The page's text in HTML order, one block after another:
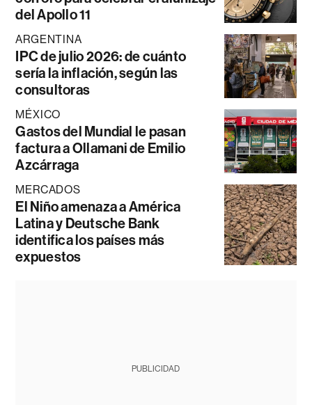
del Apollo 11
ARGENTINA
IPC de julio 2026: de cuánto
sería la inflación, según las
consultoras
MÉXICO
Gastos del Mundial le pasan
factura a Ollamani de Emilio
Azcárraga
MERCADOS
El Niño amenaza a América
Latina y Deutsche Bank
identifica los países más
expuestos
PUBLICIDAD